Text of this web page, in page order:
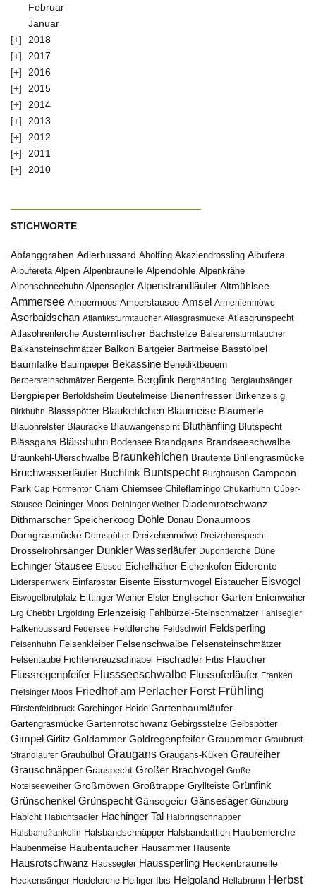
Februar
Januar
2018
2017
2016
2015
2014
2013
2012
2011
2010
STICHWORTE
Abfanggraben Adlerbussard Aholfing Akaziendrossling Albufera
Albufereta Alpen Alpenbraunelle Alpendohle Alpenkrähe
Alpenschneehuhn Alpensegler Alpenstrandläufer Altmühlsee
Ammersee Ampermoos Amperstausee Amsel Armenienmöwe
Aserbaidschan Atlantiksturmtaucher Atlasgrasmücke Atlasgrünspecht
Atlasohrenlerche Austernfischer Bachstelze Balearensturmtaucher
Balkansteinschmätzer Balkon Bartgeier Bartmeise Basstölpel
Baumfalke Baumpieper Bekassine Benediktbeuern
Berbersteinschmätzer Bergente Bergfink Berghänfling Berglaubsänger
Bergpieper Bertoldsheim Beutelmeise Bienenfresser Birkenzeisig
Birkhuhn Blassspötter Blaukehlchen Blaumeise Blaumerle
Blauohrelster Blauracke Blauwangenspint Bluthänfling Blutspecht
Blässgans Blässhuhn Bodensee Brandgans Brandseeschwalbe
Braunkehl-Uferschwalbe Braunkehlchen Brautente Brillengrasmücke
Bruchwasserläufer Buchfink Buntspecht Burghausen Campeon-
Park Cap Formentor Cham Chiemsee Chileflamingo Chukarhuhn Cúber-
Stausee Deininger Moos Deininger Weiher Diademrotschwanz
Dithmarscher Speicherkoog Dohle Donau Donaumoos
Dorngrasmücke Dornspötter Dreizehenmöwe Dreizehenspecht
Drosselrohrsänger Dunkler Wasserläufer Dupontlerche Düne
Echinger Stausee Eibsee Eichelhäher Eichenkofen Eiderente
Eidersperrwerk Einfarbstar Eisente Eissturmvogel Eistaucher Eisvogel
Eisvogelbrutplatz Eittinger Weiher Elster Englischer Garten Entenweiher
Erg Chebbi Ergolding Erlenzeisig Fahlbürzel-Steinschmätzer Fahlsegler
Falkenbussard Federsee Feldlerche Feldschwirl Feldsperling
Felsenhuhn Felsenkleiber Felsenschwalbe Felsensteinschmätzer
Felsentaube Fichtenkreuzschnabel Fischadler Fitis Flaucher
Flussregenpfeifer Flussseeschwalbe Flussuferläufer Franken
Freisinger Moos Friedhof am Perlacher Forst Frühling
Fürstenfeldbruck Garchinger Heide Gartenbaumläufer
Gartengrasmücke Gartenrotschwanz Gebirgsstelze Gelbspötter
Gimpel Girlitz Goldammer Goldregenpfeifer Grauammer Graubrust-
Strandläufer Graubülbül Graugans Graugans-Küken Graureiher
Grauschnäpper Grauspecht Großer Brachvogel Große
Rötelseeweiher Großmöwen Großtrappe Gryllteiste Grünfink
Grünschenkel Grünspecht Gänsegeier Gänsesäger Günzburg
Habicht Habichtsadler Hachinger Tal Halbringschnäpper
Halsbandfrankolin Halsbandschnäpper Halsbandsittich Haubenlerche
Haubenmeise Haubentaucher Hausammer Hausente
Hausrotschwanz Haussegler Haussperling Heckenbraunelle
Heckensänger Heidelerche Heiliger Ibis Helgoland Hellabrunn Herbst